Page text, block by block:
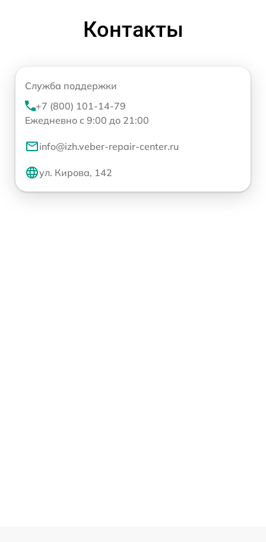
Контакты
Служба поддержки
+7 (800) 101-14-79
Ежедневно с 9:00 до 21:00
info@izh.veber-repair-center.ru
ул. Кирова, 142